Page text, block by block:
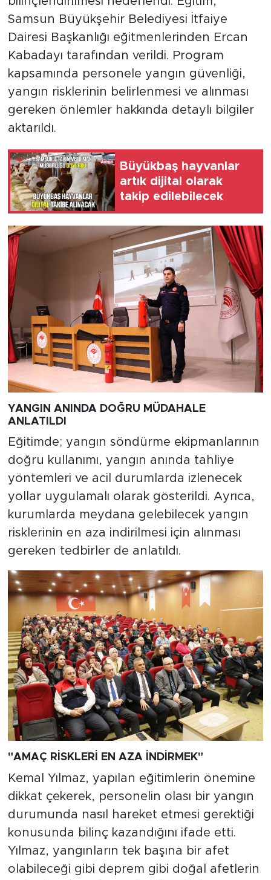
Samsun Büyükşehir Belediyesi İtfaiye
Dairesi Başkanlığı eğitmenlerinden Ercan
Kabadayı tarafından verildi. Program
kapsamında personele yangın güvenliği,
yangın risklerinin belirlenmesi ve alınması
gereken önlemler hakkında detaylı bilgiler
aktarıldı.
Büyükbaş hayvanlar
artık dijital olarak
takip edilebilecek
YANGIN ANINDA DOĞRU MÜDAHALE
ANLATILDI
Eğitimde; yangın söndürme ekipmanlarının
doğru kullanımı, yangın anında tahliye
yöntemleri ve acil durumlarda izlenecek
yollar uygulamalı olarak gösterildi. Ayrıca,
kurumlarda meydana gelebilecek yangın
risklerinin en aza indirilmesi için alınması
gereken tedbirler de anlatıldı.
"AMAÇ RİSKLERİ EN AZA İNDİRMEK"
Kemal Yılmaz, yapılan eğitimlerin önemine
dikkat çekerek, personelin olası bir yangın
durumunda nasıl hareket etmesi gerektiği
konusunda bilinç kazandığını ifade etti.
Yılmaz, yangınların tek başına bir afet
olabileceği gibi deprem gibi doğal afetlerin